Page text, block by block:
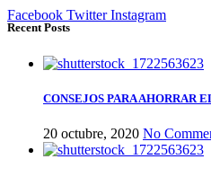
Facebook Twitter Instagram
Recent Posts
CONSEJOS PARA AHORRAR
20 octubre, 2020 No